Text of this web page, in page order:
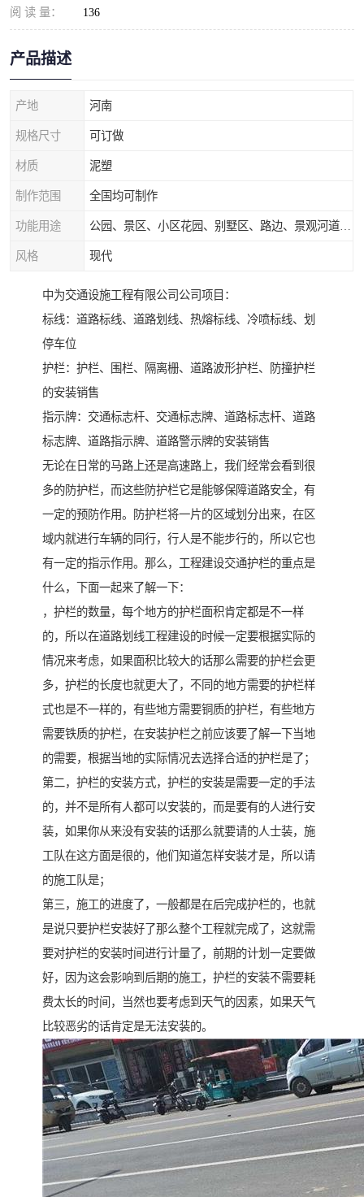
阅 读 量： 136
产品描述
产地 河南
规格尺寸 可订做
材质 泥塑
制作范围 全国均可制作
功能用途
风格 现代
中为交通设施工程有限公司公司项目：
标线：道路标线、道路划线、热熔标线、冷喷标线、划
停车位
护栏：护栏、围栏、隔离栅、道路波形护栏、防撞护栏
的安装销售
指示牌：交通标志杆、交通标志牌、道路标志杆、道路
标志牌、道路指示牌、道路警示牌的安装销售
无论在日常的马路上还是高速路上，我们经常会看到很
多的防护栏，而这些防护栏它是能够保障道路安全，有
一定的预防作用。防护栏将一片的区域划分出来，在区
域内就进行车辆的同行，行人是不能步行的，所以它也
有一定的指示作用。那么，工程建设交通护栏的重点是
什么，下面一起来了解一下：
，护栏的数量，每个地方的护栏面积肯定都是不一样
的，所以在道路划线工程建设的时候一定要根据实际的
情况来考虑，如果面积比较大的话那么需要的护栏会更
多，护栏的长度也就更大了，不同的地方需要的护栏样
式也是不一样的，有些地方需要铜质的护栏，有些地方
需要铁质的护栏，在安装护栏之前应该要了解一下当地
的需要，根据当地的实际情况去选择合适的护栏是了；
第二，护栏的安装方式，护栏的安装是需要一定的手法
的，并不是所有人都可以安装的，而是要有的人进行安
装，如果你从来没有安装的话那么就要请的人士装，施
工队在这方面是很的，他们知道怎样安装才是，所以请
的施工队是；
第三，施工的进度了，一般都是在后完成护栏的，也就
是说只要护栏安装好了那么整个工程就完成了，这就需
要对护栏的安装时间进行计量了，前期的计划一定要做
好，因为这会影响到后期的施工，护栏的安装不需要耗
费太长的时间，当然也要考虑到天气的因素，如果天气
比较恶劣的话肯定是无法安装的。